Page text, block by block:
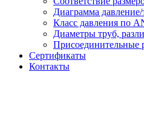
Диаграмма давление/
Класс давления по
Диаметры труб,
Присоединительные
Сертификаты
Контакты